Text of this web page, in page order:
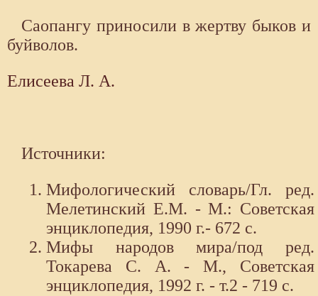
Саопангу приносили в жертву быков и
буйволов.
Елисеева Л. А.
Источники:
Мифологический словарь/Гл. ред.
Мелетинский Е.М. - М.: Советская
энциклопедия, 1990 г.- 672 с.
Мифы народов мира/под ред.
Токарева С. А. - М., Советская
энциклопедия, 1992 г. - т.2 - 719 с.